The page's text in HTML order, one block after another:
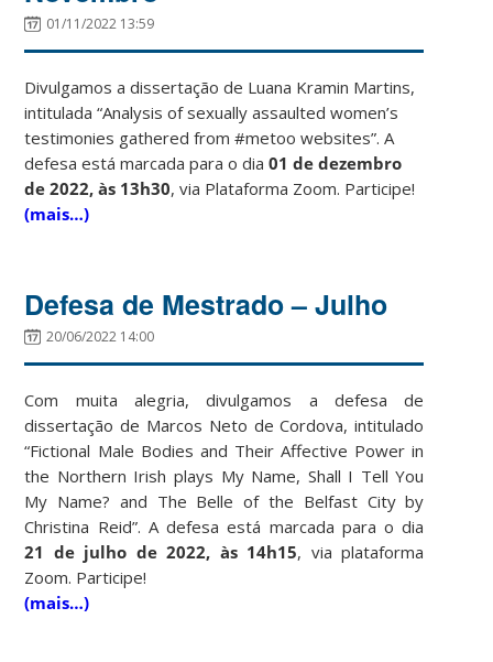
01/11/2022 13:59
Divulgamos a dissertação de Luana Kramin Martins,
intitulada “Analysis of sexually assaulted women’s
testimonies gathered from #metoo websites”. A
defesa está marcada para o dia01 de dezembro
de 2022, às 13h30, via Plataforma Zoom. Participe!
(mais…)
Defesa de Mestrado – Julho
20/06/2022 14:00
Com muita alegria, divulgamos a defesa de
dissertação de Marcos Neto de Cordova, intitulado
“Fictional Male Bodies and Their Affective Power in
the Northern Irish plays My Name, Shall I Tell You
My Name? and The Belle of the Belfast City by
Christina Reid”. A defesa está marcada para o dia
21 de julho de 2022, às 14h15, via plataforma
Zoom. Participe!
(mais…)